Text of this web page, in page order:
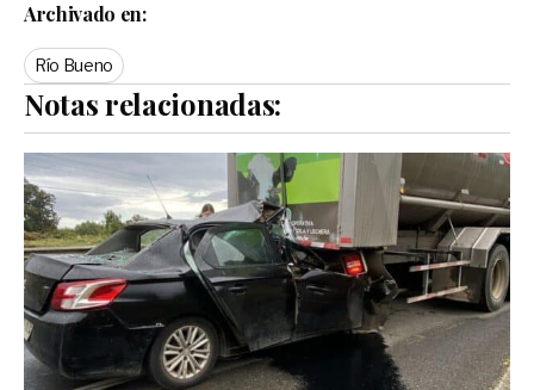
Archivado en:
Río Bueno
Notas relacionadas: